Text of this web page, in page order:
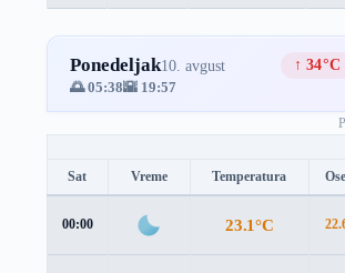
Ponedeljak10. avgust ↑ 34°C
🌅 05:38🌇 19:57
Sat Vreme Temperatura
00:00 23.1°C